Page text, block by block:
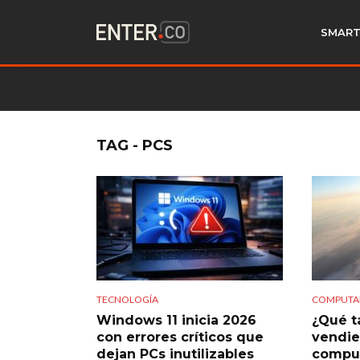
TAG - PCS
TECNOLOGÍA
Windows 11 inicia 2026
con errores críticos que
dejan PCs inutilizables
¿Qué